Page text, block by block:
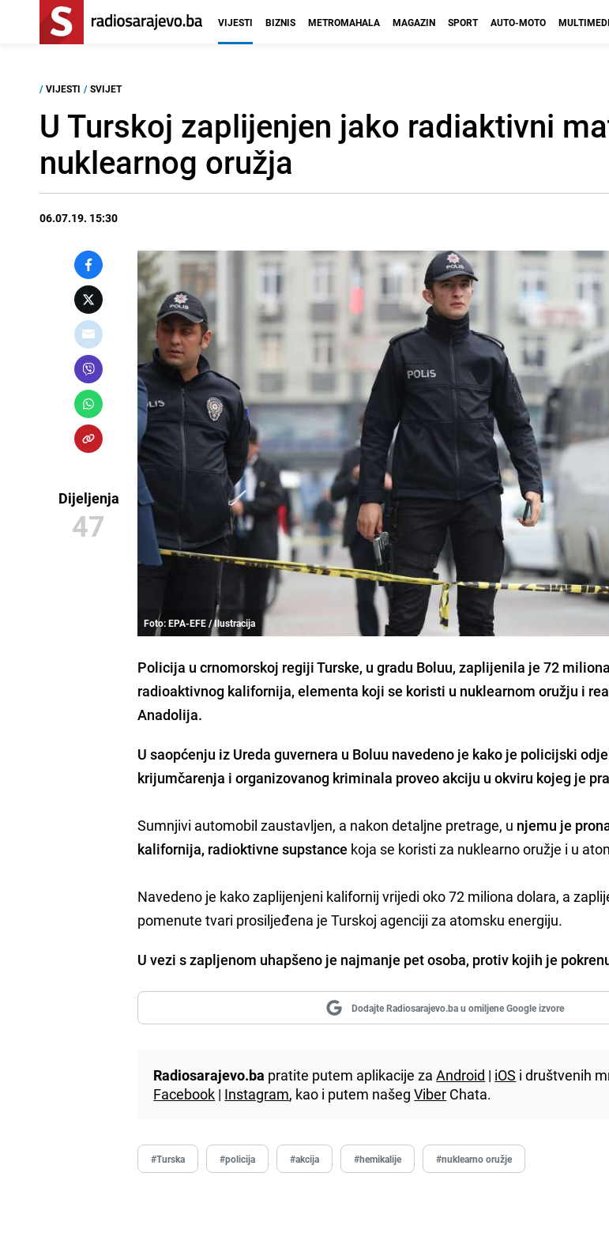
VIJESTI BIZNIS METROMAHALA MAGAZIN SPORT AUTO-MOTO
/ VIJESTI / SVIJET
U Turskoj zaplijenjen jako radiaktivni
nuklearnog oružja
06.07.19. 15:30
Dijeljenja
47
Foto: EPA-EFE / Ilustracija
Policija u crnomorskoj regiji Turske, u gradu Boluu, zaplijenila je72
radioaktivnog kalifornija, elementa koji se koristi u nuklearnom oružju i
Anadolija.
U saopćenju iz Ureda guvernera u Boluu navedeno je kako je policijski
krijumčarenja i organizovanog kriminala proveo akciju u okviru kojeg je
Sumnjivi automobil zaustavljen, a nakon detaljne pretrage, u njemu je
kalifornija, radioktivne supstance koja se koristi za nuklearno oružje i u
Navedeno je kako zaplijenjeni kalifornij vrijedi oko 72 miliona dolara, a
pomenute tvari prosiljeđena je Turskoj agenciji za atomsku energiju.
U vezi s zapljenom uhapšeno je najmanje pet osoba, protiv kojih je
Dodajte Radiosarajevo.ba u omiljene Google izvore
Radiosarajevo.ba pratite putem aplikacije zaAndroid | iOS i društvenih
Facebook | Instagram, kao i putem našegViber Chata.
#Turska #policija #akcija #hemikalije #nuklearno oružje